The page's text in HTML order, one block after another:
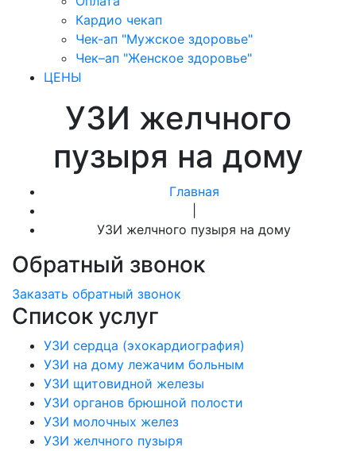
Кардио чекап
Чек-ап "Мужское здоровье"
Чек–ап "Женское здоровье"
ЦЕНЫ
УЗИ желчного
пузыря на дому
Главная
УЗИ желчного пузыря на дому
Обратный звонок
Заказать обратный звонок
Список услуг
УЗИ сердца (эхокардиография)
УЗИ на дому лежачим больным
УЗИ щитовидной железы
УЗИ органов брюшной полости
УЗИ молочных желез
УЗИ желчного пузыря